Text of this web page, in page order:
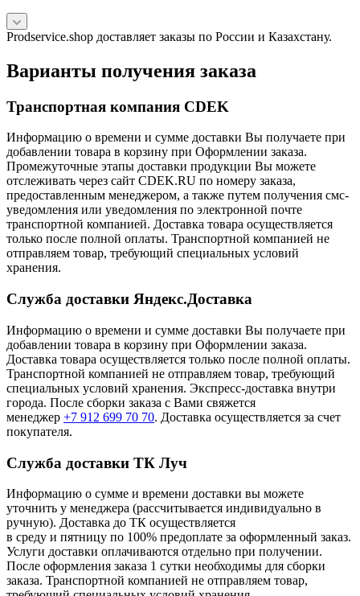
Prodservice.shop доставляет заказы по России и Казахстану.
Варианты получения заказа
Транспортная компания CDEK
Информацию о времени и сумме доставки Вы получаете при
добавлении товара в корзину при Оформлении заказа.
Промежуточные этапы доставки продукции Вы можете
отслеживать через сайт CDEK.RU по номеру заказа,
предоставленным менеджером, а также путем получения смс-
уведомления или уведомления по электронной почте
транспортной компанией. Доставка товара осуществляется
только после полной оплаты. Транспортной компанией не
отправляем товар, требующий специальных условий
хранения.
Служба доставки Яндекс.Доставка
Информацию о времени и сумме доставки Вы получаете при
добавлении товара в корзину при Оформлении заказа.
Доставка товара осуществляется только после полной оплаты.
Транспортной компанией не отправляем товар, требующий
специальных условий хранения. Экспресс-доставка внутри
города. После сборки заказа с Вами свяжется
менеджер +7 912 699 70 70. Доставка осуществляется за счет
покупателя.
Служба доставки ТК Луч
Информацию о сумме и времени доставки вы можете
уточнить у менеджера (рассчитывается индивидуально в
ручную). Доставка до ТК осуществляется
в среду и пятницу по 100% предоплате за оформленный заказ.
Услуги доставки оплачиваются отдельно при получении.
После оформления заказа 1 сутки необходимы для сборки
заказа. Транспортной компанией не отправляем товар,